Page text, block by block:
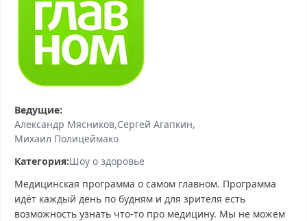
Ведущие:
Александр Мясников Сергей Агапкин
Михаил Полицеймако
Категория:Шоу о здоровье
Медицинская программа о самом главном. Программа
идёт каждый день по будням и для зрителя есть
возможность узнать что-то про медицину. Мы не можем